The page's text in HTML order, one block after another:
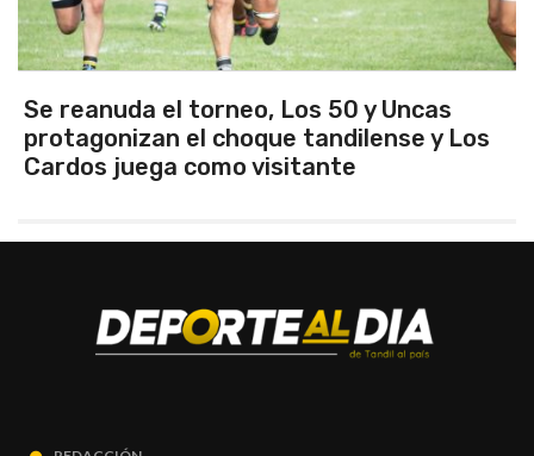
Los 50 y Uncas
tandilense y Los
visitante
Este sábado
Santamarina-
FM 97.1 - Radio